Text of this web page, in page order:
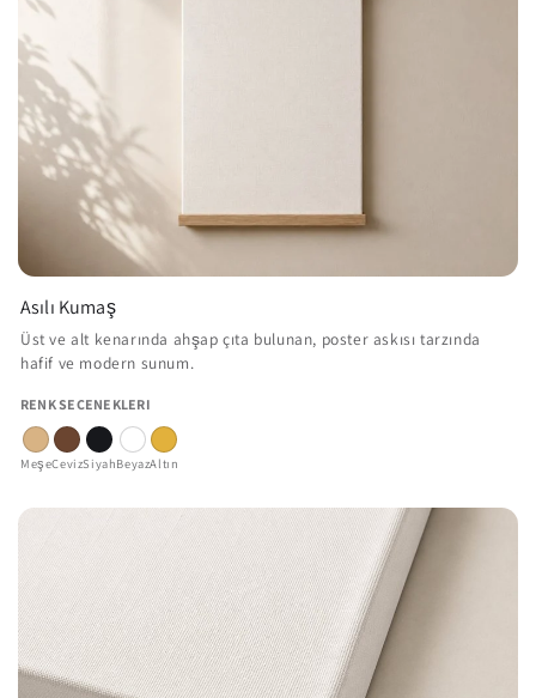
Asılı Kumaş
Üst ve alt kenarında ahşap çıta bulunan, poster askısı tarzında
hafif ve modern sunum.
RENK SEÇENEKLERI
MeşeCevizSiyahBeyazAltın